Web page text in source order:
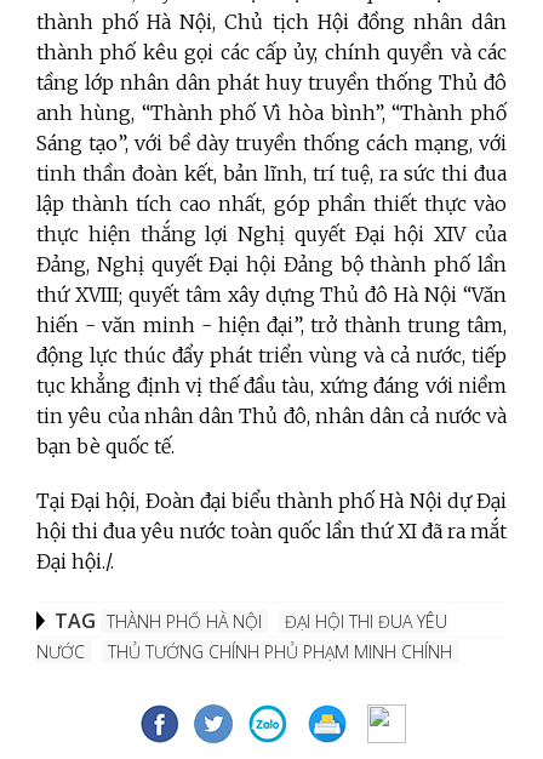
thành phố Hà Nội, Chủ tịch Hội đồng nhân dân
thành phố kêu gọi các cấp ủy, chính quyền và các
tầng lớp nhân dân phát huy truyền thống Thủ đô
anh hùng, “Thành phố Vì hòa bình”, “Thành phố
Sáng tạo”, với bề dày truyền thống cách mạng, với
tinh thần đoàn kết, bản lĩnh, trí tuệ, ra sức thi đua
lập thành tích cao nhất, góp phần thiết thực vào
thực hiện thắng lợi Nghị quyết Đại hội XIV của
Đảng, Nghị quyết Đại hội Đảng bộ thành phố lần
thứ XVIII; quyết tâm xây dựng Thủ đô Hà Nội “Văn
hiến - văn minh - hiện đại”, trở thành trung tâm,
động lực thúc đẩy phát triển vùng và cả nước, tiếp
tục khẳng định vị thế đầu tàu, xứng đáng với niềm
tin yêu của nhân dân Thủ đô, nhân dân cả nước và
bạn bè quốc tế.
Tại Đại hội, Đoàn đại biểu thành phố Hà Nội dự Đại
hội thi đua yêu nước toàn quốc lần thứ XI đã ra mắt
Đại hội./.
TAG THÀNH PHỐ HÀ NỘI
ĐẠI HỘI THI ĐUA YÊU
NƯỚC
THỦ TƯỚNG CHÍNH PHỦ PHẠM MINH CHÍNH